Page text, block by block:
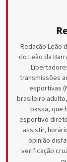
Redação Leão
do Leão da
transmissões
esportivas
brasileiro
passa, que
esportivo
assistir,
opinião
verificação